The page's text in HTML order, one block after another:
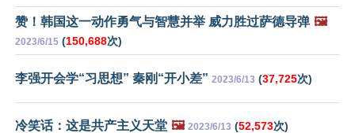
赞！韩国这一动作勇气与智慧并举 威力胜过萨德导弹 🖼️
2023/6/15 (150,688次)
李强开会学“习思想” 秦刚“开小差” 2023/6/13 (37,725次)
冷笑话：这是共产主义天堂 🖼️ 2023/6/13 (52,573次)